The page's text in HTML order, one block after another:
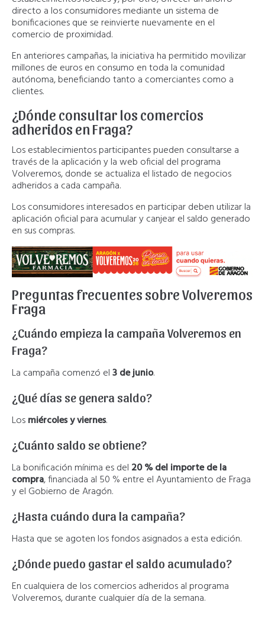
directo a los consumidores mediante un sistema de
bonificaciones que se reinvierte nuevamente en el
comercio de proximidad.
En anteriores campañas, la iniciativa ha permitido movilizar
millones de euros en consumo en toda la comunidad
autónoma, beneficiando tanto a comerciantes como a
clientes.
¿Dónde consultar los comercios
adheridos en Fraga?
Los establecimientos participantes pueden consultarse a
través de la aplicación y la web oficial del programa
Volveremos, donde se actualiza el listado de negocios
adheridos a cada campaña.
Los consumidores interesados en participar deben utilizar la
aplicación oficial para acumular y canjear el saldo generado
en sus compras.
Preguntas frecuentes sobre Volveremos
Fraga
¿Cuándo empieza la campaña Volveremos en
Fraga?
La campaña comenzó el3 de junio.
¿Qué días se genera saldo?
Losmiércoles y viernes.
¿Cuánto saldo se obtiene?
La bonificación mínima es del 20 % del importe de la
compra, financiada al 50 % entre el Ayuntamiento de Fraga
y el Gobierno de Aragón.
¿Hasta cuándo dura la campaña?
Hasta que se agoten los fondos asignados a esta edición.
¿Dónde puedo gastar el saldo acumulado?
En cualquiera de los comercios adheridos al programa
Volveremos, durante cualquier día de la semana.